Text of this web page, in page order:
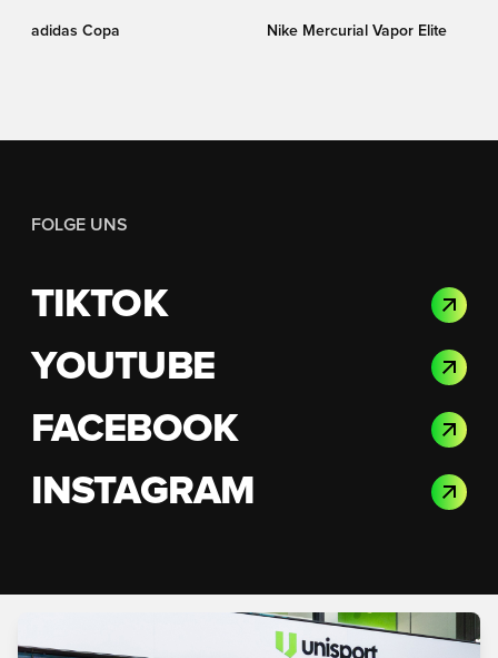
adidas Copa Nike Mercurial Vapor Elite
FOLGE UNS
TIKTOK
YOUTUBE
FACEBOOK
INSTAGRAM